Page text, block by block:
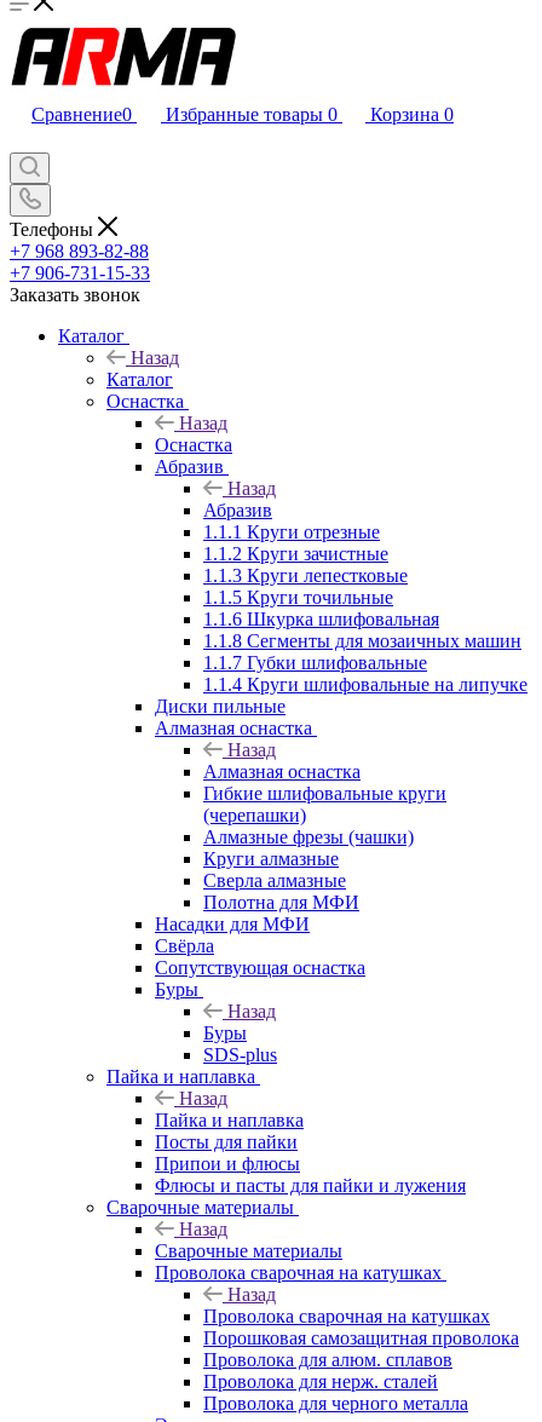
Сравнение0 Избранные товары 0 Корзина 0
Телефоны
+7 968 893-82-88
+7 906-731-15-33
Заказать звонок
Каталог
Назад
Каталог
Оснастка
Назад
Оснастка
Абразив
Назад
Абразив
1.1.1 Круги отрезные
1.1.2 Круги зачистные
1.1.3 Круги лепестковые
1.1.5 Круги точильные
1.1.6 Шкурка шлифовальная
1.1.8 Сегменты для мозаичных машин
1.1.7 Губки шлифовальные
1.1.4 Круги шлифовальные на липучке
Диски пильные
Алмазная оснастка
Назад
Алмазная оснастка
Гибкие шлифовальные круги
(черепашки)
Алмазные фрезы (чашки)
Круги алмазные
Сверла алмазные
Полотна для МФИ
Насадки для МФИ
Свёрла
Сопутствующая оснастка
Буры
Назад
Буры
SDS-plus
Пайка и наплавка
Назад
Пайка и наплавка
Посты для пайки
Припои и флюсы
Флюсы и пасты для пайки и лужения
Сварочные материалы
Назад
Сварочные материалы
Проволока сварочная на катушках
Назад
Проволока сварочная на катушках
Порошковая самозащитная проволока
Проволока для алюм. сплавов
Проволока для нерж. сталей
Проволока для черного металла